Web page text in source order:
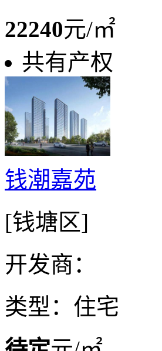
22240元/㎡
共有产权
钱潮嘉苑
[钱塘区]
开发商：
类型：住宅